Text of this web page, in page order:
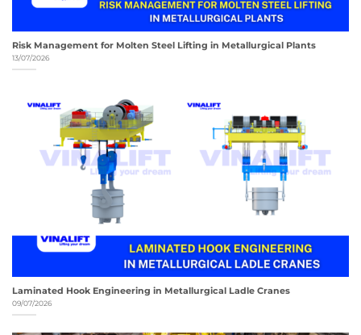
Risk Management for Molten Steel Lifting in Metallurgical Plants
13/07/2026
Laminated Hook Engineering in Metallurgical Ladle Cranes
09/07/2026